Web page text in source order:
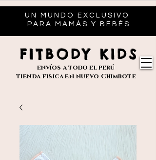
UN MUNDO EXCLUSIVO
PARA MAMÁS Y BEBÉS
FITBODY KIDS
envíos a todo el perú
tienda fisica en nuevo Chimbote